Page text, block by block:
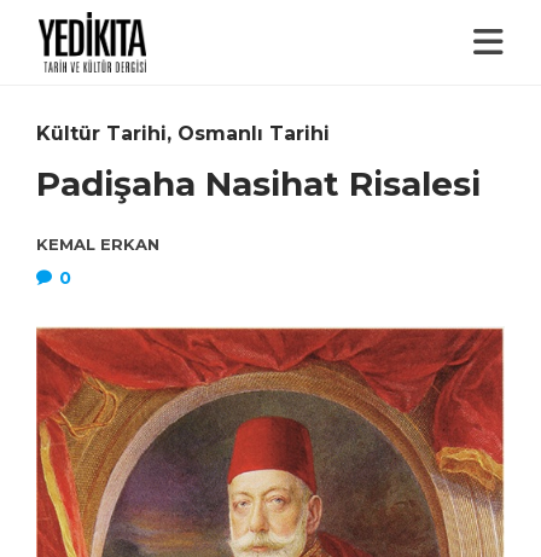
Kültür Tarihi, Osmanlı Tarihi
Padişaha Nasihat Risalesi
KEMAL ERKAN
0